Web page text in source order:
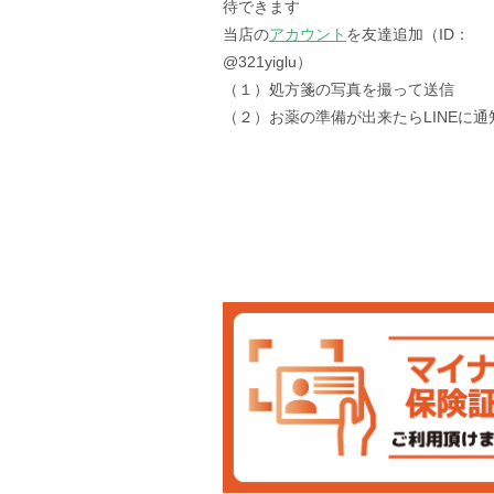
待できます
当店のアカウント を友達追加（ID：
@321yiglu）
（１）処方箋の写真を撮って送信
（２）お薬の準備が出来たらLINEに通